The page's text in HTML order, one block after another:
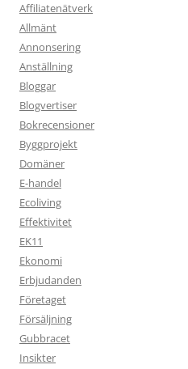
Affiliatenätverk
Allmänt
Annonsering
Anställning
Bloggar
Blogvertiser
Bokrecensioner
Byggprojekt
Domäner
E-handel
Ecoliving
Effektivitet
EK11
Ekonomi
Erbjudanden
Företaget
Försäljning
Gubbracet
Insikter